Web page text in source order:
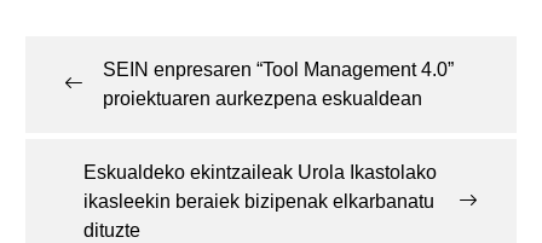
SEIN enpresaren “Tool Management 4.0”
proiektuaren aurkezpena eskualdean
Eskualdeko ekintzaileak Urola Ikastolako
ikasleekin beraiek bizipenak elkarbanatu
dituzte